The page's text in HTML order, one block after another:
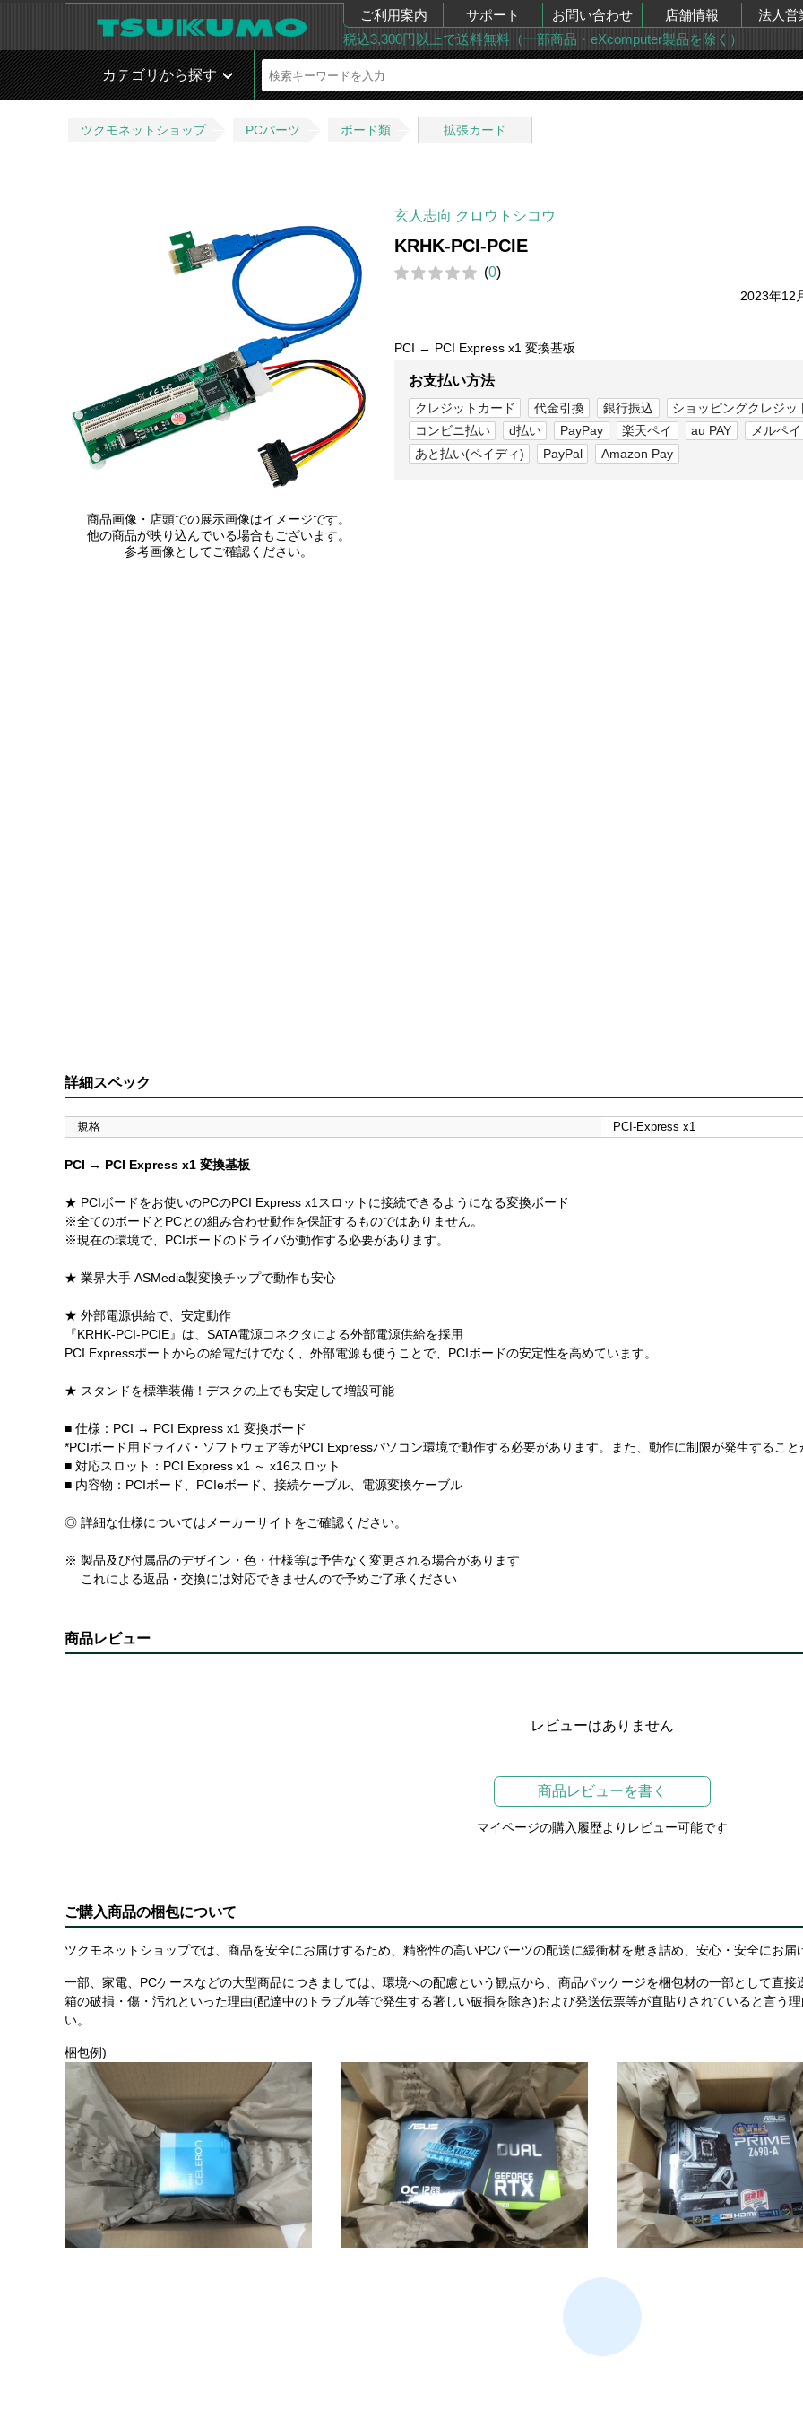
ご利用案内 サポート お問い合わせ 店舗情報 法人営
税込3,300円以上で送料無料（一部商品・eXcomputer製品を除く）
カテゴリから探す
ツクモネットショップ PCパーツ ボード類 拡張カード
商品画像・店頭での展示画像はイメージです。
他の商品が映り込んでいる場合もございます。
参考画像としてご確認ください。
玄人志向 クロウトシコウ
KRHK-PCI-PCIE
(0)
2023年12
PCI → PCI Express x1 変換基板
お支払い方法
クレジットカード 代金引換 銀行振込
ショッピングクレジッ
コンビニ払い
d払い PayPay 楽天ペイ au PAY
メルペイ
あと払い(ペイディ)
PayPal Amazon Pay
詳細スペック
規格 PCI-Express x1
PCI → PCI Express x1 変換基板
★ PCIボードをお使いのPCのPCI Express x1スロットに接続できるようになる変換ボード
※全てのボードとPCとの組み合わせ動作を保証するものではありません。
※現在の環境で、PCIボードのドライバが動作する必要があります。
★ 業界大手 ASMedia製変換チップで動作も安心
★ 外部電源供給で、安定動作
『KRHK-PCI-PCIE』は、SATA電源コネクタによる外部電源供給を採用
PCI Expressポートからの給電だけでなく、外部電源も使うことで、PCIボードの安定性を高めています。
★ スタンドを標準装備！デスクの上でも安定して増設可能
■ 仕様：PCI → PCI Express x1 変換ボード
*PCIボード用ドライバ・ソフトウェア等がPCI Expressパソコン環境で動作する必要があります。また、動作に制限が発生すること
■ 対応スロット：PCI Express x1 ～ x16スロット
■ 内容物：PCIボード、PCIeボード、接続ケーブル、電源変換ケーブル
◎ 詳細な仕様についてはメーカーサイトをご確認ください。
※ 製品及び付属品のデザイン・色・仕様等は予告なく変更される場合があります
これによる返品・交換には対応できませんので予めご了承ください
商品レビュー
レビューはありません
商品レビューを書く
マイページの購入履歴よりレビュー可能です
ご購入商品の梱包について
ツクモネットショップでは、商品を安全にお届けするため、精密性の高いPCパーツの配送に緩衝材を敷き詰め、安心・安全にお届
一部、家電、PCケースなどの大型商品につきましては、環境への配慮という観点から、商品パッケージを梱包材の一部として直
箱の破損・傷・汚れといった理由(配達中のトラブル等で発生する著しい破損を除き)および発送伝票等が直貼りされていると言う
い。
梱包例)